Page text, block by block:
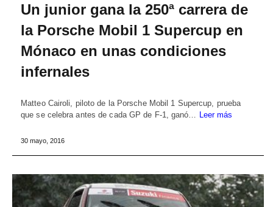
Un junior gana la 250ª carrera de
la Porsche Mobil 1 Supercup en
Mónaco en unas condiciones
infernales
Matteo Cairoli, piloto de la Porsche Mobil 1 Supercup, prueba
que se celebra antes de cada GP de F-1, ganó… Leer más
30 mayo, 2016